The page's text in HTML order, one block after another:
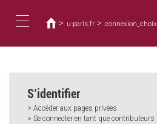
contenu
navigation
êtes
ici
> u-paris.fr > connexion_choix
S’identifier
> Accéder aux pages privées
> Se connecter en tant que contributeurs